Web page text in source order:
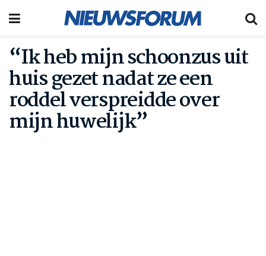
“Ik heb mijn schoonzus uit
huis gezet nadat ze een
roddel verspreidde over
mijn huwelijk”